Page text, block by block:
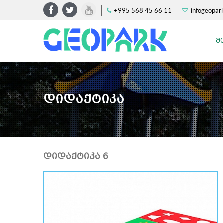
+995 568 45 66 11
Დიდაქტიკა
ᲓᲘᲓᲐᲥᲢᲘᲙᲐ 6